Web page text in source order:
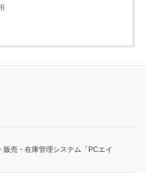
販売・在庫管理システム「PCエイ